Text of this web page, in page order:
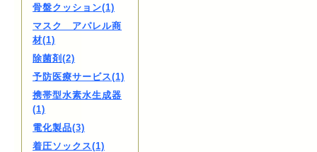
骨盤クッション(1)
マスク アパレル商
材(1)
除菌剤(2)
予防医療サービス(1)
携帯型水素水生成器
(1)
電化製品(3)
着圧ソックス(1)